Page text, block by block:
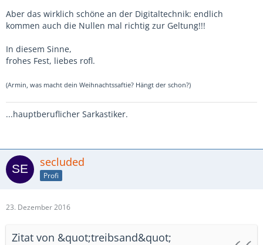
Aber das wirklich schöne an der Digitaltechnik: endlich
kommen auch die Nullen mal richtig zur Geltung!!!
In diesem Sinne,
frohes Fest, liebes rofl.
(Armin, was macht dein Weihnachtssaftie? Hängt der schon?)
...hauptberuflicher Sarkastiker.
secluded
Profi
23. Dezember 2016
Zitat von &quot;treibsand&quot;